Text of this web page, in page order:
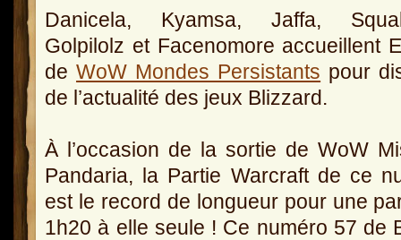
Danicela, Kyamsa, Jaffa,
Golpilolz et Facenomore accueillent
deWoW Mondes Persistants pour
de l’actualité des jeux Blizzard.
À l’occasion de la sortie de WoW
Pandaria, la Partie Warcraft de ce
est le record de longueur pour une
1h20 à elle seule ! Ce numéro 57 de